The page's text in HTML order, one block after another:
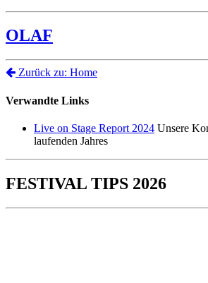
OLAF
Zurück zu: Home
Verwandte Links
Live on Stage Report 2024 Unsere
laufenden Jahres
FESTIVAL TIPS 2026